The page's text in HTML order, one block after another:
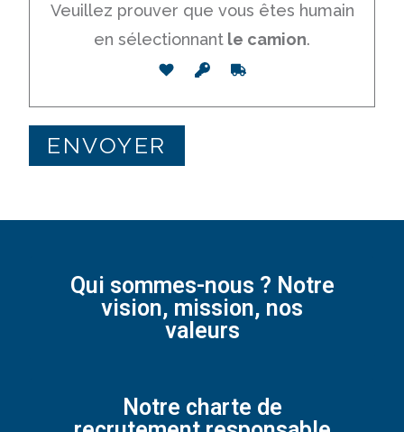
Veuillez prouver que vous êtes humain
en sélectionnant le camion.
Qui sommes-nous ? Notre
vision, mission, nos
valeurs
Notre charte de